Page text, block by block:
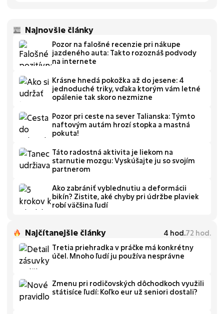
Najnovšie články
Pozor na falošné recenzie pri nákupe
jazdeného auta: Takto rozoznáš podvody
na internete
Krásne hnedá pokožka až do jesene: 4
jednoduché triky, vďaka ktorým vám letné
opálenie tak skoro nezmizne
Pozor pri ceste na sever Talianska: Týmto
naftovým autám hrozí stopka a mastná
pokuta!
Táto radostná aktivita je liekom na
starnutie mozgu: Vyskúšajte ju so svojím
partnerom
Ako zabrániť vyblednutiu a deformácii
bikín? Zistite, aké chyby pri údržbe plaviek
robí väčšina ľudí
Najčítanejšie články 4 hod.72 hod.
Tretia priehradka v práčke má konkrétny
účel. Mnoho ľudí ju používa nesprávne
Zmenu pri rodičovských dôchodkoch využili
státisíce ľudí: Koľko eur už seniori dostali?